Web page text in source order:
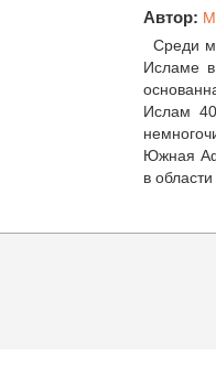
Автор:
Среди
Исламе в
Ислам
Южная
в